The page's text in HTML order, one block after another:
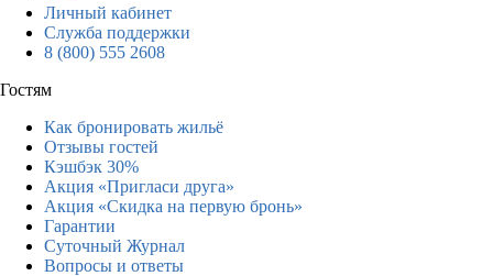
Личный кабинет
Служба поддержки
8 (800) 555 2608
Гостям
Как бронировать жильё
Отзывы гостей
Кэшбэк 30%
Акция «Пригласи друга»
Акция «Скидка на первую бронь»
Гарантии
Суточный Журнал
Вопросы и ответы